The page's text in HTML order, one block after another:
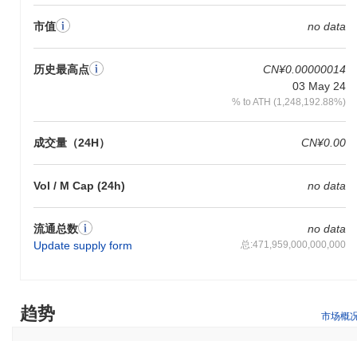
市值 no data
历史最高点
CN¥0.00000014
03 May 24
% to ATH (1,248,192.88%)
成交量（24H） CN¥0.00
Vol / M Cap (24h) no data
流通总数
Update supply form
no data
总:471,959,000,000,000
络安全，验证者根据他们持有的KNT代币数量和愿意“质押”的数量
进行选择。这种模型通过激励诚实参与来增强网络安全，降低恶意
攻击的风险，同时通过其验证者社区的积极参与确保高效的区块链
保护。
端波动性，这对投资者构成挑战。此外，该项目因潜在的安全事件
和围绕其开发团队的争议而受到审查，引发了对透明度和信任的担
忧。与许多加密货币一样，可能出现的“拉地毯”事件仍然是一个关
键风险，强调了潜在投资者需要谨慎。
Kento (KNTO) 常见问题 – 关键指标与市场洞察
我在哪里可以购买 Kento (KNTO)?
Kento 当前的日交易量是多少?
趋势 市场概